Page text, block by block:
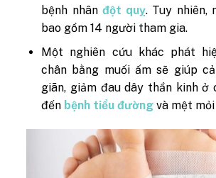
bệnh nhân đột quỵ. Tuy nhiên,
bao gồm 14 người tham gia.
Một nghiên cứu khác phát
chân bằng muối ấm sẽ giúp
giãn, giảm đau dây thần kinh ở
đến bệnh tiểu đường và mệt